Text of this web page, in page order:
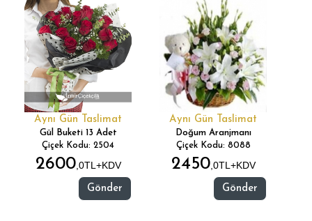
Aynı Gün Taslimat
Gül Buketi 13 Adet
Çiçek Kodu: 2504
2600,0TL+KDV
Gönder
Aynı Gün Taslimat
Doğum Aranjmanı
Çiçek Kodu: 8088
2450,0TL+KDV
Gönder